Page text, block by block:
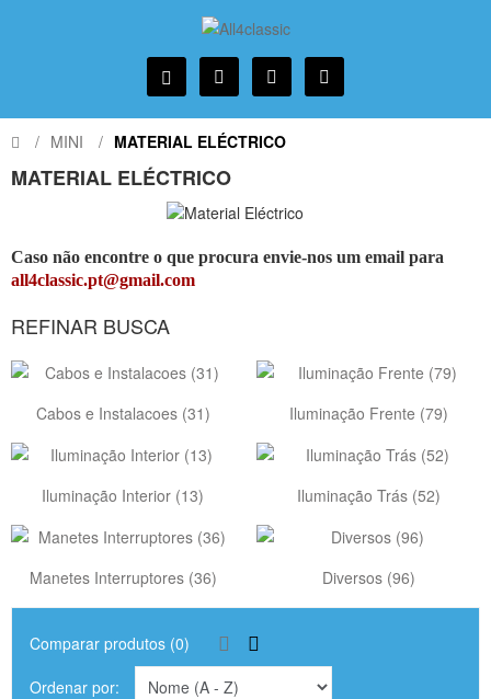
MINI MATERIAL ELÉCTRICO
MATERIAL ELÉCTRICO
Caso não encontre o que procura envie-nos um email para
all4classic.pt@gmail.com
REFINAR BUSCA
Cabos e Instalacoes (31) Iluminação Frente (79)
Iluminação Interior (13) Iluminação Trás (52)
Manetes Interruptores (36) Diversos (96)
Comparar produtos (0)
Ordenar por: